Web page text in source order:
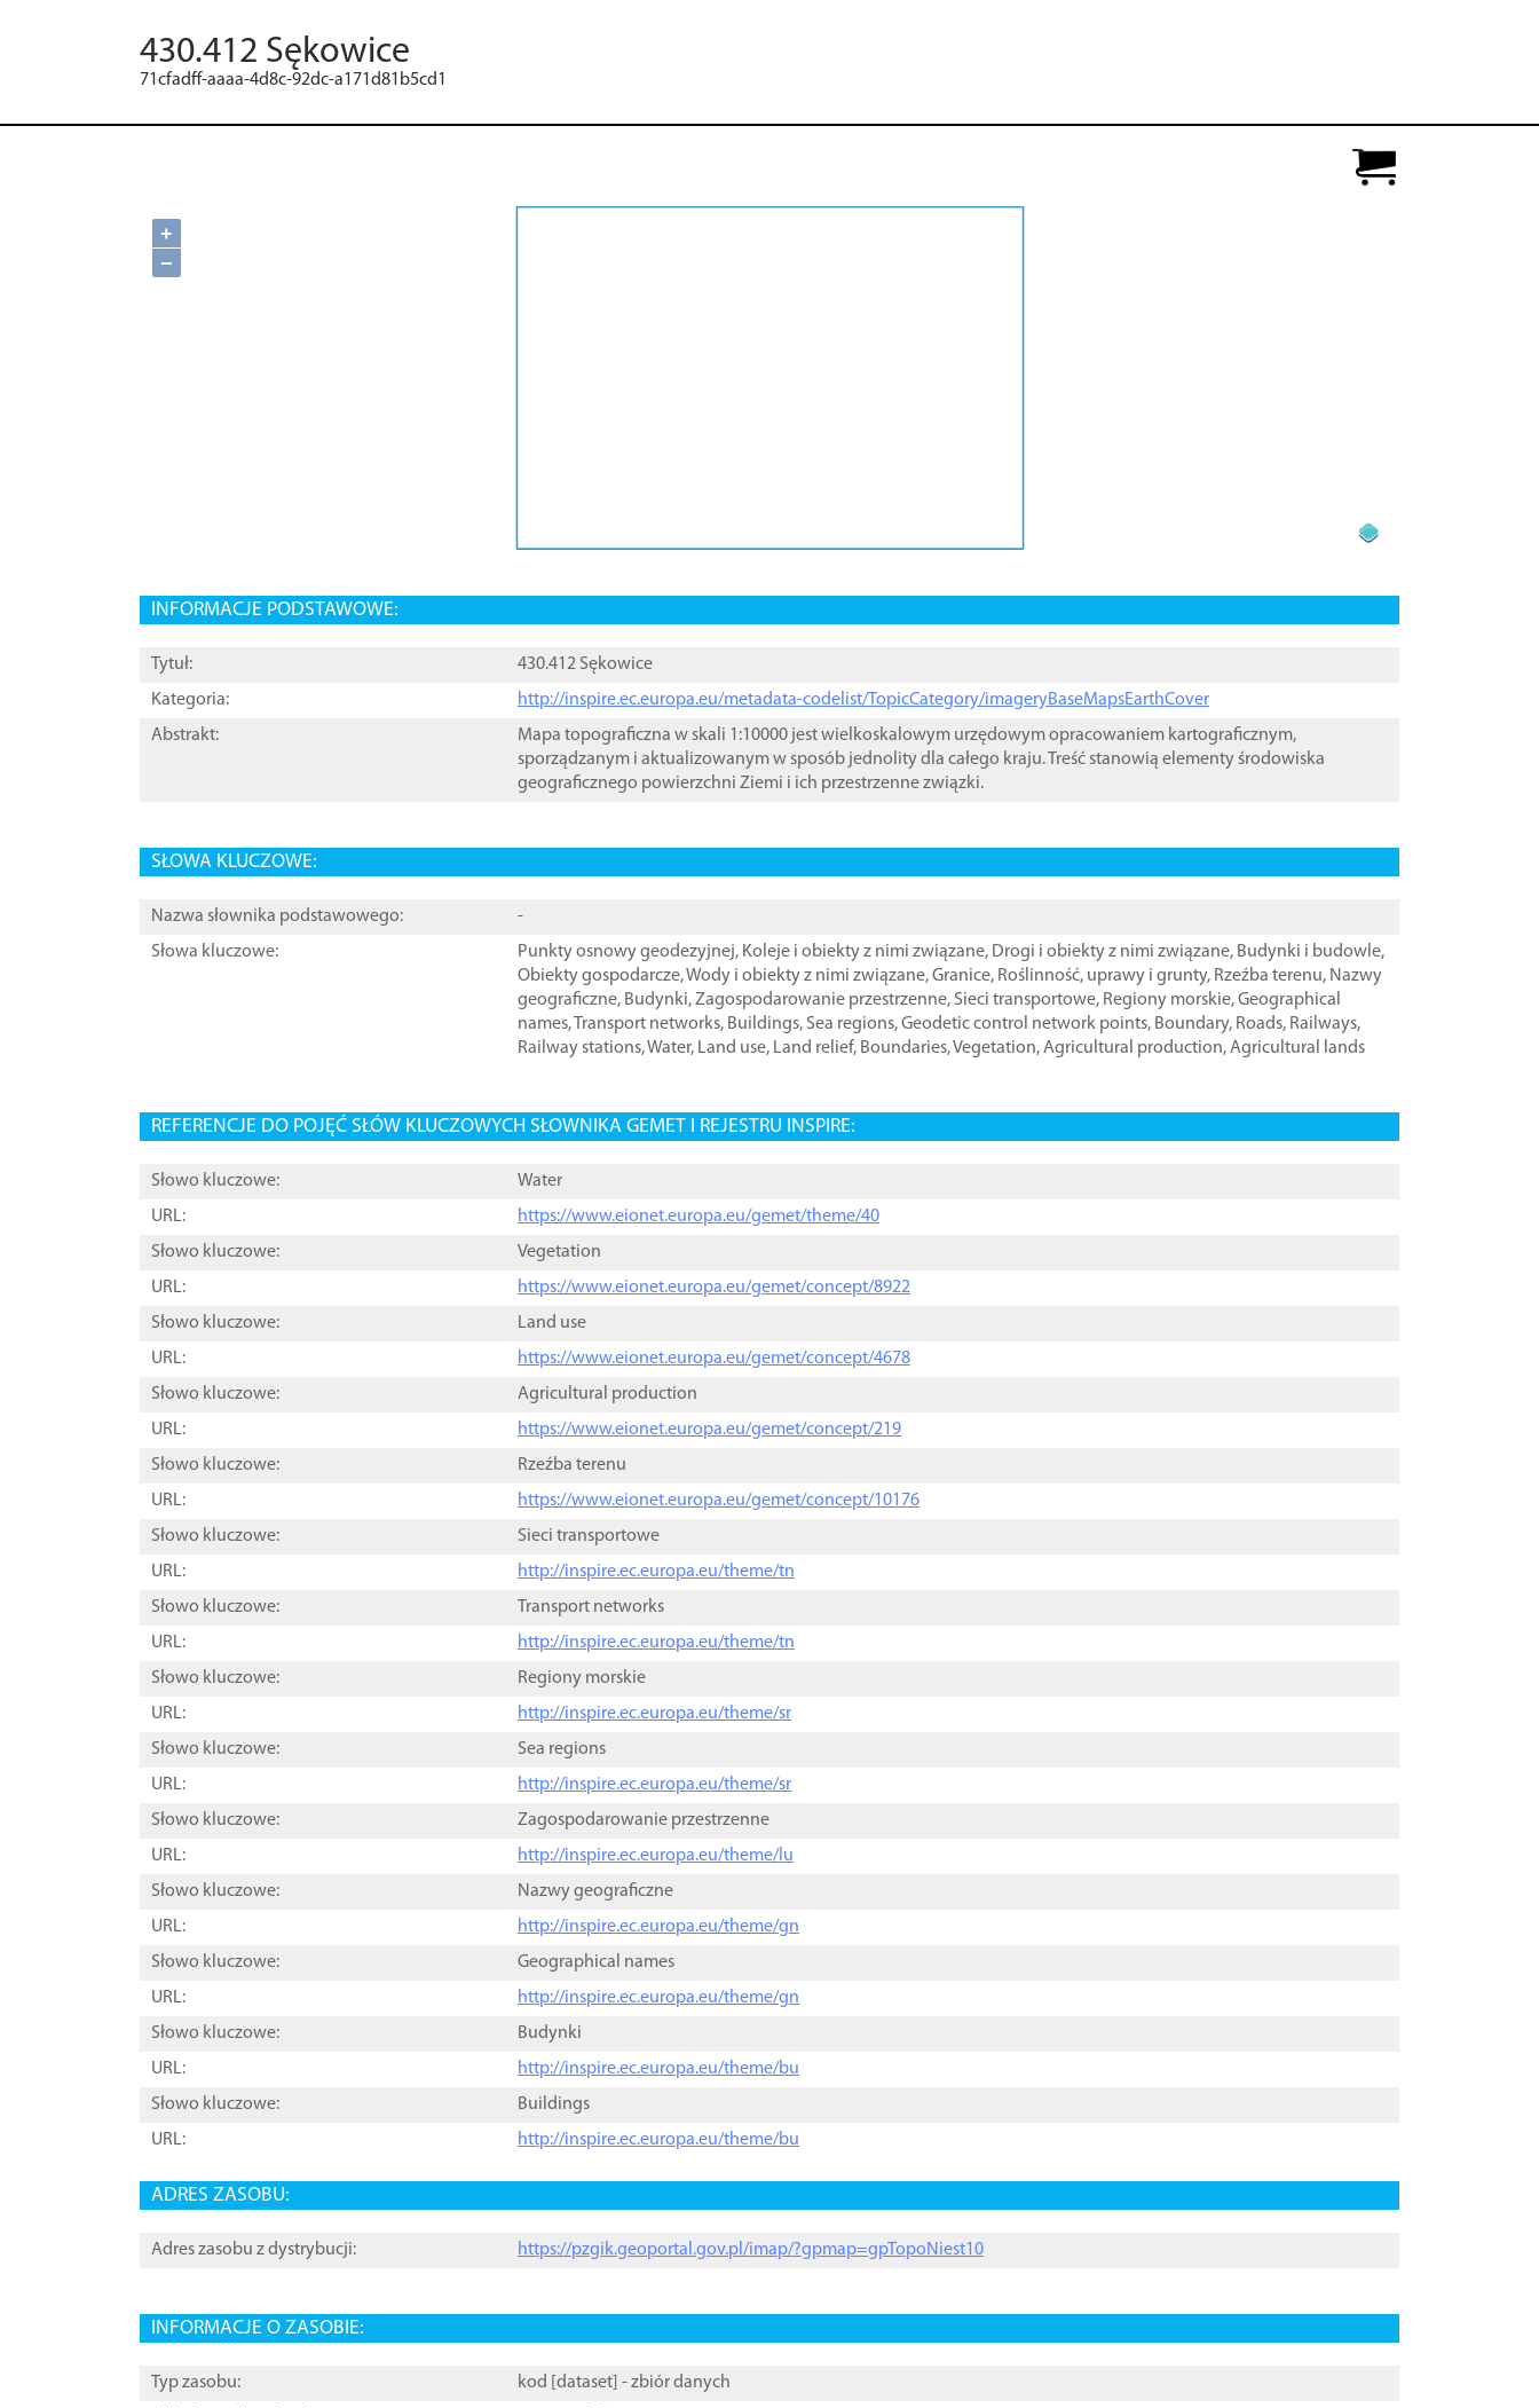
430.412 Sękowice
71cfadff-aaaa-4d8c-92dc-a171d81b5cd1
+
−
INFORMACJE PODSTAWOWE:
Tytuł:
430.412 Sękowice
Kategoria:
http://inspire.ec.europa.eu/metadata-codelist/TopicCategory/imageryBaseMapsEarthCover
Abstrakt:
Mapa topograficzna w skali 1:10000 jest wielkoskalowym urzędowym opracowaniem kartograficznym,
sporządzanym i aktualizowanym w sposób jednolity dla całego kraju. Treść stanowią elementy środowiska
geograficznego powierzchni Ziemi i ich przestrzenne związki.
SŁOWA KLUCZOWE:
Nazwa słownika podstawowego:
-
Słowa kluczowe:
Punkty osnowy geodezyjnej, Koleje i obiekty z nimi związane, Drogi i obiekty z nimi związane, Budynki i budowle,
Obiekty gospodarcze,Wody i obiekty z nimi związane,Granice, Roślinność, uprawy i grunty, Rzeźba terenu, Nazwy
geograficzne, Budynki,Zagospodarowanie przestrzenne, Sieci transportowe, Regiony morskie,Geographical
names,Transport networks, Buildings, Sea regions,Geodetic control network points, Boundary, Roads, Railways,
Railway stations,Water, Land use, Land relief, Boundaries,Vegetation,Agricultural production,Agricultural lands
REFERENCJE DO POJĘĆ SŁÓW KLUCZOWYCH SŁOWNIKA GEMET I REJESTRU INSPIRE:
Słowo kluczowe:
Water
URL:
https://www.eionet.europa.eu/gemet/theme/40
Słowo kluczowe:
Vegetation
URL:
https://www.eionet.europa.eu/gemet/concept/8922
Słowo kluczowe:
Land use
URL:
https://www.eionet.europa.eu/gemet/concept/4678
Słowo kluczowe:
Agricultural production
URL:
https://www.eionet.europa.eu/gemet/concept/219
Słowo kluczowe:
Rzeźba terenu
URL:
https://www.eionet.europa.eu/gemet/concept/10176
Słowo kluczowe:
Sieci transportowe
URL:
http://inspire.ec.europa.eu/theme/tn
Słowo kluczowe:
Transport networks
URL:
http://inspire.ec.europa.eu/theme/tn
Słowo kluczowe:
Regiony morskie
URL:
http://inspire.ec.europa.eu/theme/sr
Słowo kluczowe:
Sea regions
URL:
http://inspire.ec.europa.eu/theme/sr
Słowo kluczowe:
Zagospodarowanie przestrzenne
URL:
http://inspire.ec.europa.eu/theme/lu
Słowo kluczowe:
Nazwy geograficzne
URL:
http://inspire.ec.europa.eu/theme/gn
Słowo kluczowe:
Geographical names
URL:
http://inspire.ec.europa.eu/theme/gn
Słowo kluczowe:
Budynki
URL:
http://inspire.ec.europa.eu/theme/bu
Słowo kluczowe:
Buildings
URL:
http://inspire.ec.europa.eu/theme/bu
ADRES ZASOBU:
Adres zasobu z dystrybucji: https://pzgik.geoportal.gov.pl/imap/?gpmap=gpTopoNiest10
INFORMACJE O ZASOBIE:
Typ zasobu: kod [ dataset ] - zbiór danych